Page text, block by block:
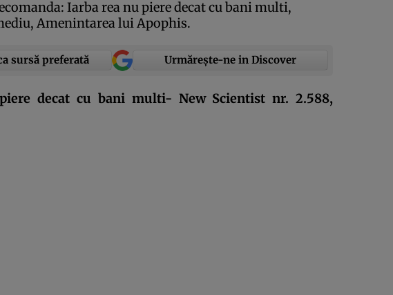
Iarba rea nu piere decat cu bani multi,
Amenintarea lui Apophis.
sursă preferată Urmărește-ne in Discover
decat cu bani multi- New Scientist nr. 2.588,